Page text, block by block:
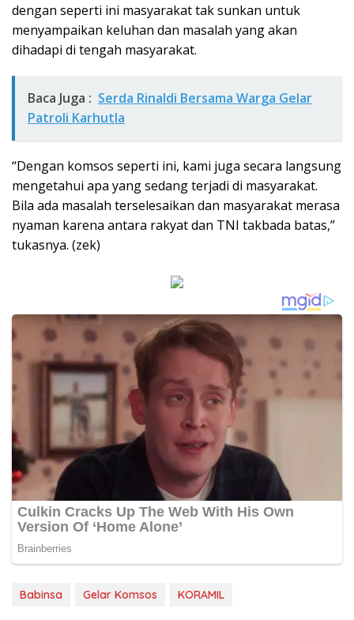
dengan seperti ini masyarakat tak sunkan untuk
menyampaikan keluhan dan masalah yang akan
dihadapi di tengah masyarakat.
Baca Juga : Serda Rinaldi Bersama Warga Gelar
Patroli Karhutla
“Dengan komsos seperti ini, kami juga secara langsung
mengetahui apa yang sedang terjadi di masyarakat.
Bila ada masalah terselesaikan dan masyarakat merasa
nyaman karena antara rakyat dan TNI takbada batas,”
tukasnya. (zek)
Babinsa Gelar Komsos KORAMIL